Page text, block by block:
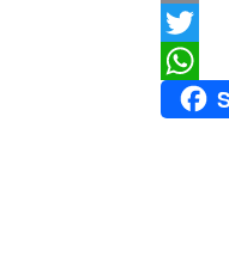
Email
Twitter